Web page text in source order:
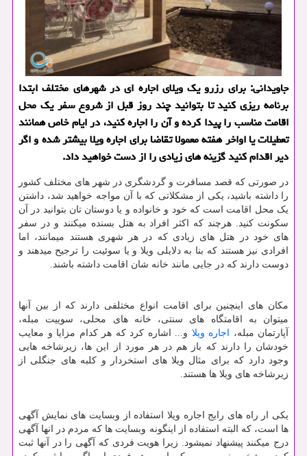
جاویدانی: برای رزرو یك ویلای اجاره ای در شهرهای مختلف ابتدا
برنامه ریزی كنید تا بتوانید چند روز قبل از شروع سفر یك محل
اقامت مناسب را پیدا كرده و آن را اجاره كنید، در ایام خاص همانند
تعطیلات یا اواخر هفته معمولا تقاضا برای اجاره ویلا بیشتر شده و اگر
دیر اقدام كنید گزینه های زیادی را از دست خواهید داد.
در صورتی که قصد مسافرت و گردشگری در شهر های مختلف کشور
را داشته باشید، یکی از مشکلاتی که با آن مواجه خواهید شد، داشتن
یک محل اقامت است که خود و خانواده و یا دوستان تان بتوانید در آن
سکونت کنید. هرچند که اکثر افراد به هتل بسنده میکنند و در سفر
های خود در هتل های زیادی که در هر شهری هستند میمانند، اما
افرادی نیز هستند که بنا به دلایلی ویلا و یا سوئیت را ترجیح میدهند و
دوست دارند که در جایی مانند خانه شان اقامت داشته باشند.
مکان های اینچنین برای اقامت انواع مختلفی دارند که از بین آنها
میتوان به اقامتگاه های سنتی، خانه های محلی، سوییت مبله،
آپارتمان مبله، اجاره ویلا و... اشاره کرد که هر کدام مزایا و معایب
خودشان را دارند که باز هم در هر مورد از این ها، زیرشاخه هایی
وجود دارد که برای مثال ویلا های استخردار و کلبه های جنگلی از
زیرشاخه های ویلا ها هستند.
یکی ار راه های رایج اجاره ویلا استفاده از وبسایت های نمایش آگهی
ها است، که البته استفاده از اینگونه وبسایت ها که مردم در انها آگهی
درج میکنند پیشنهاد نمیشود. زیرا هویت فردی که آگهی را در آنها ثبت